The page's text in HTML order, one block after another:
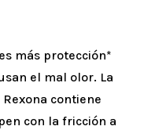
más protección*
el mal olor. La
contiene
con la fricción a